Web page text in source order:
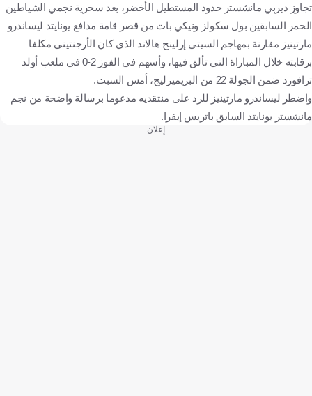
باتريس إيفرا
إرلينج هالاند بول سكولز نيكي بات
إنجلترا
الأرجنتين
فرنسا النرويج كرة قدم
تجاوز ديربي مانشستر حدود المستطيل الأخضر، بعد سخرية نجمي الشياطين
الحمر السابقين بول سكولز ونيكي بات من قصر قامة مدافع يونايتد ليساندرو
مارتينيز مقارنة بمهاجم السيتي إرلينج هالاند الذي كان الأرجنتيني مكلفا
برقابته خلال المباراة التي تألق فيها، وأسهم في الفوز 2-0 في ملعب أولد
ترافورد ضمن الجولة 22 من البريميرليج، أمس السبت.
واضطر ليساندرو مارتينيز للرد على منتقديه مدعوما برسالة واضحة من نجم
مانشستر يونايتد السابق باتريس إيفرا.
إعلان